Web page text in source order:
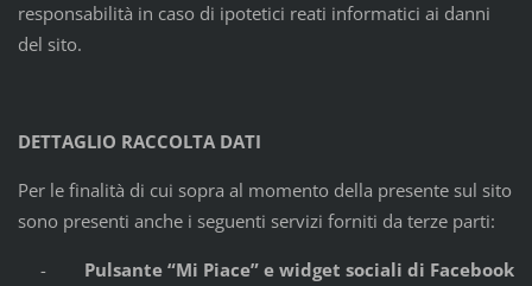
responsabilità in caso di ipotetici reati informatici ai danni
del sito.
DETTAGLIO RACCOLTA DATI
Per le finalità di cui sopra al momento della presente sul sito
sono presenti anche i seguenti servizi forniti da terze parti:
- Pulsante “Mi Piace” e widget sociali di Facebook